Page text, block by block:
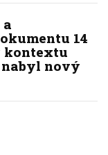
14
kontextu
nový